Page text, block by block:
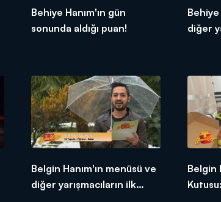
Behiye Hanım'ın gün
sonunda aldığı puan!
Behiye
diğer
Belgin Hanım'ın menüsü ve
diğer yarışmacıların ilk
Belgin